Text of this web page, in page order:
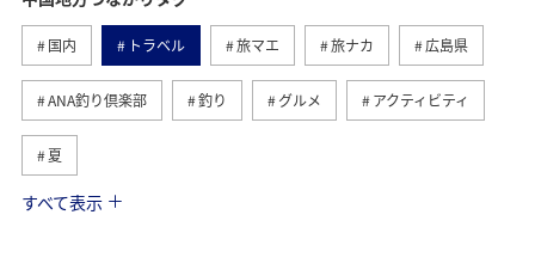
国内 トラベル 旅マエ 旅ナカ 広島県
ANA釣り倶楽部 釣り グルメ アクティビティ
夏
島根県
すべて表示